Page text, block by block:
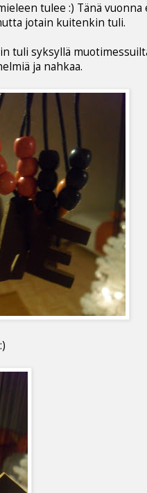
tulee :) Tänä vuonna
jotain kuitenkin tuli.
tuli syksyllä
ja nahkaa.